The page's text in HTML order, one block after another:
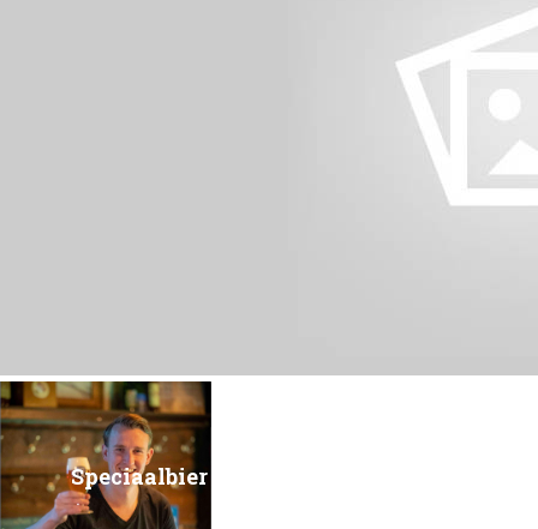
Speciaalbier tijdens het diner: doen!